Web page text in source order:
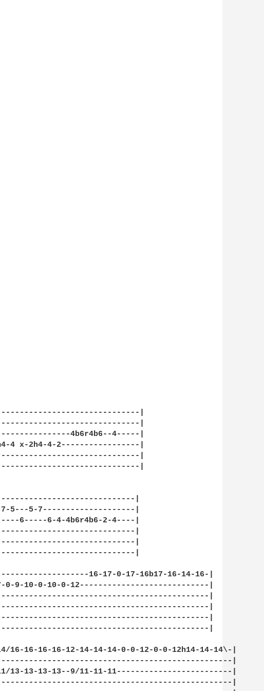
|
|
4b6r4b6--4-----|
4 x-2h4-4-2-----------------|
|
|
|
7-5---5-7--------------------|
6-4-4b6r4b6-2-4----|
|
|
|
16-17-0-17-16b17-16-14-16-|
10-0-10-0-12----------------------------|
|
|
|
|
16-16-16-12-14-14-14-0-0-12-0-0-12h14-14-14\-|
|
13-13-13-13--9/11-11-11-------------------------|
|